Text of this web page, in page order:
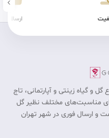
شرایط
و گیاه زینتی و آپارتمانی، تاج
گل، دسته گل، باکس گل، سبد گل برای مناسبت‎‌های مختلف نظیر گل
و ارسال فوری در شهر تهران